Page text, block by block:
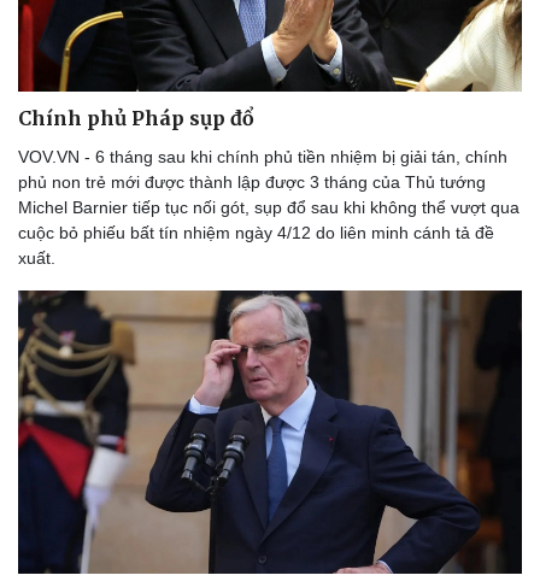
Chính phủ Pháp sụp đổ
VOV.VN - 6 tháng sau khi chính phủ tiền nhiệm bị giải tán, chính
phủ non trẻ mới được thành lập được 3 tháng của Thủ tướng
Michel Barnier tiếp tục nối gót, sụp đổ sau khi không thể vượt qua
cuộc bỏ phiếu bất tín nhiệm ngày 4/12 do liên minh cánh tả đề
xuất.